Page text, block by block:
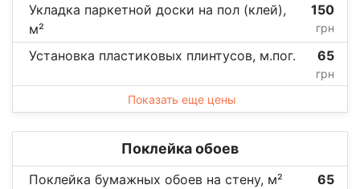
Укладка паркетной доски на пол (клей),
м²
150
грн
Установка пластиковых плинтусов, м.пог. 65
грн
Показать еще цены
Поклейка обоев
Поклейка бумажных обоев на стену, м² 65